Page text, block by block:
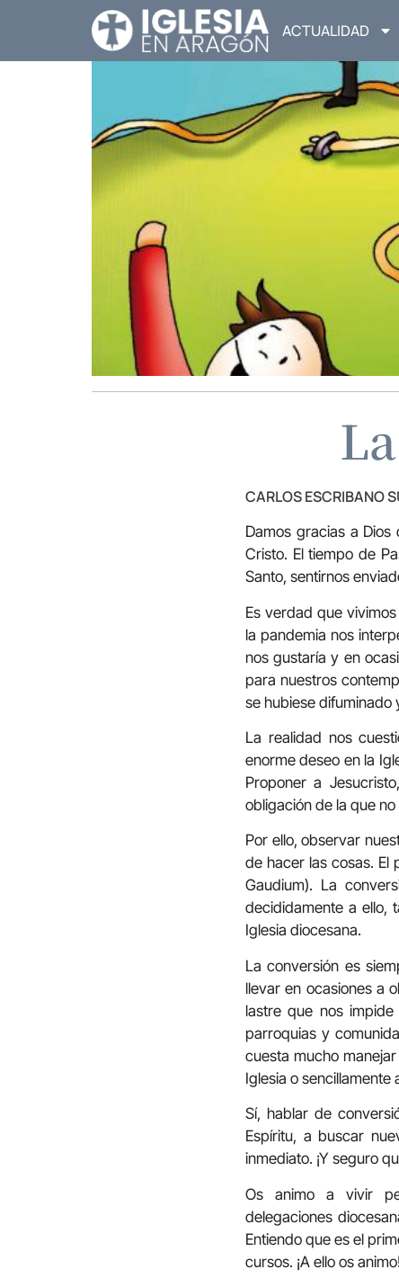
ACTUALIDAD
CARLOS ESCRIBANO
Damos gracias a
Cristo. El tiempo de
Santo, sentirnos
Es verdad que
la pandemia nos
nos gustaría y en
para nuestros
se hubiese difuminado
La realidad nos
enorme deseo en la
Proponer a
obligación de la que no
Por ello, observar
de hacer las cosas. El
Gaudium). La
decididamente a ello,
Iglesia diocesana.
La conversión es
llevar en ocasiones a
lastre que nos impide
parroquias y
cuesta mucho
Iglesia o sencillamente
Sí, hablar de
Espíritu, a buscar
inmediato. ¡Y seguro
Os animo a vivir
delegaciones
Entiendo que es el
cursos. ¡A ello os animo!